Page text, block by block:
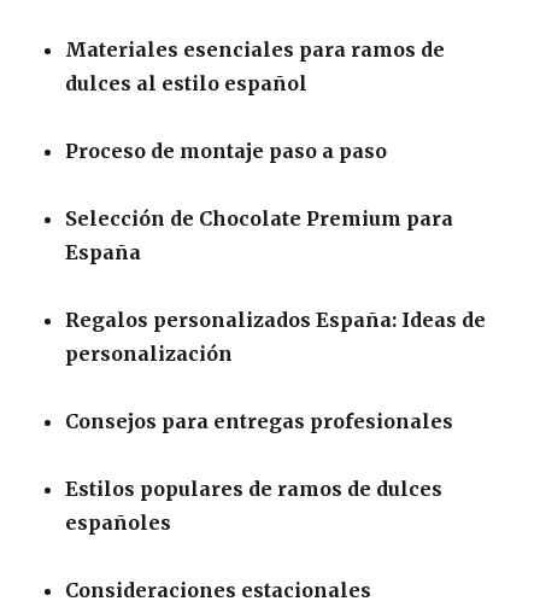
Materiales esenciales para ramos de
dulces al estilo español
Proceso de montaje paso a paso
Selección de Chocolate Premium para
España
Regalos personalizados España: Ideas de
personalización
Consejos para entregas profesionales
Estilos populares de ramos de dulces
españoles
Consideraciones estacionales